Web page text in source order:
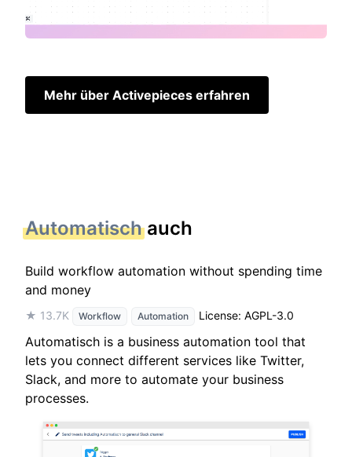
Mehr über Activepieces erfahren
Automatischauch
Build workflow automation without spending time
and money
★ 13.7K Workflow Automation License: AGPL-3.0
Automatisch is a business automation tool that
lets you connect different services like Twitter,
Slack, and more to automate your business
processes.